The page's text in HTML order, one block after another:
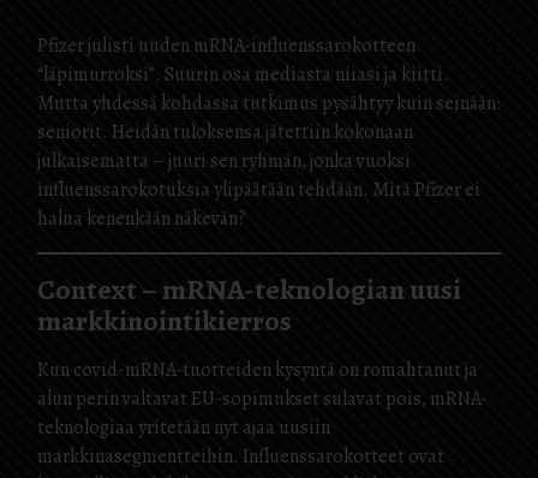
Pfizer julisti uuden mRNA-influenssarokotteen
“läpimurroksi”. Suurin osa mediasta niiasi ja kiitti.
Mutta yhdessä kohdassa tutkimus pysähtyy kuin seinään:
seniorit. Heidän tuloksensa jätettiin kokonaan
julkaisematta – juuri sen ryhmän, jonka vuoksi
influenssarokotuksia ylipäätään tehdään. Mitä Pfizer ei
halua kenenkään näkevän?
Context – mRNA-teknologian uusi
markkinointikierros
Kun covid-mRNA-tuotteiden kysyntä on romahtanut ja
alun perin valtavat EU-sopimukset sulavat pois, mRNA-
teknologiaa yritetään nyt ajaa uusiin
markkinasegmentteihin. Influenssarokotteet ovat